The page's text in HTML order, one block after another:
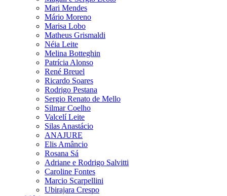
Mari Mendes
Mário Moreno
Marisa Lobo
Matheus Grismaldi
Néia Leite
Melina Botteghin
Patrícia Alonso
René Breuel
Ricardo Soares
Rodrigo Pestana
Sergio Renato de Mello
Silmar Coelho
Valcelí Leite
Silas Anastácio
ANAJURE
Elis Amâncio
Rosana Sá
Adriane e Rodrigo Salvitti
Caroline Fontes
Marcio Scarpellini
Ubirajara Crespo